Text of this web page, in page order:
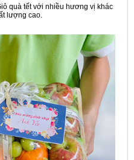
quà tết với nhiều hương vị khác
lượng cao.